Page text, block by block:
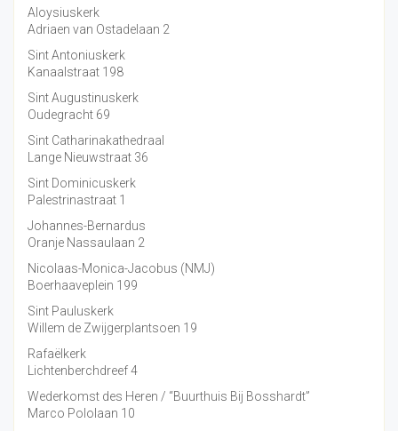
Aloysiuskerk
Adriaen van Ostadelaan 2
Sint Antoniuskerk
Kanaalstraat 198
Sint Augustinuskerk
Oudegracht 69
Sint Catharinakathedraal
Lange Nieuwstraat 36
Sint Dominicuskerk
Palestrinastraat 1
Johannes-Bernardus
Oranje Nassaulaan 2
Nicolaas-Monica-Jacobus (NMJ)
Boerhaaveplein 199
Sint Pauluskerk
Willem de Zwijgerplantsoen 19
Rafaëlkerk
Lichtenberchdreef 4
Wederkomst des Heren / “Buurthuis Bij Bosshardt”
Marco Pololaan 10